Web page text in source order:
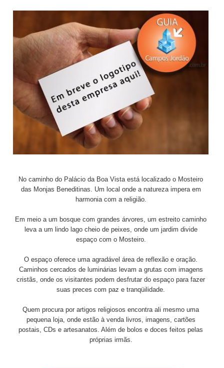
No caminho do Palácio da Boa Vista está localizado o Mosteiro
das Monjas Beneditinas. Um local onde a natureza impera em
harmonia com a religião.
Em meio a um bosque com grandes árvores, um estreito caminho
leva a um lindo lago cheio de peixes, onde um jardim divide
espaço com o Mosteiro.
O espaço oferece uma agradável área de reflexão e oração.
Caminhos cercados de luminárias levam a grutas com imagens
cristãs, onde os visitantes podem desfrutar do espaço para fazer
suas preces com paz e tranqüilidade.
Quem procura por artigos religiosos encontra ali mesmo uma
pequena loja, onde estão à venda livros, imagens, cartões
postais, CDs e artesanatos. Além de bolos e doces feitos pelas
próprias irmãs.